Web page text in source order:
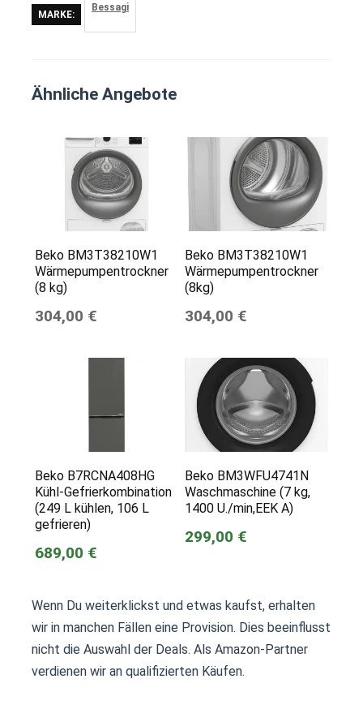
MARKE:
Bessagi
Ähnliche Angebote
Beko BM3T38210W1
Wärmepumpentrockner
(8 kg)
304,00 €
Beko BM3T38210W1
Wärmepumpentrockner
(8kg)
304,00 €
Beko B7RCNA408HG
Kühl-Gefrierkombination
(249 L kühlen, 106 L
gefrieren)
689,00 €
Beko BM3WFU4741N
Waschmaschine (7 kg,
1400 U./min,EEK A)
299,00 €
Wenn Du weiterklickst und etwas kaufst, erhalten
wir in manchen Fällen eine Provision. Dies beeinflusst
nicht die Auswahl der Deals. Als Amazon-Partner
verdienen wir an qualifizierten Käufen.